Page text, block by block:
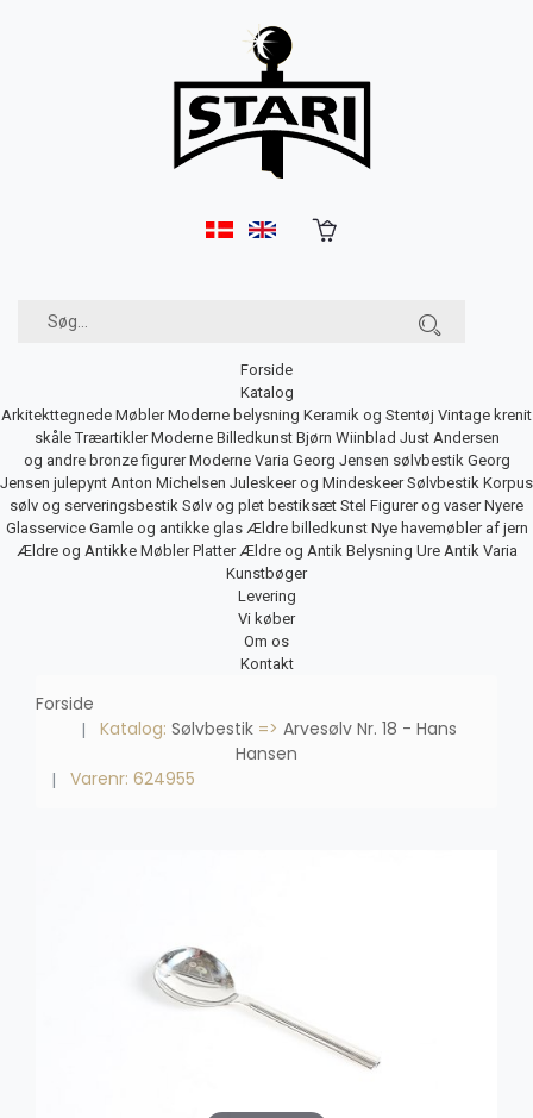
Forside
Katalog
Arkitekttegnede Møbler Moderne belysning Keramik og Stentøj Vintage krenit
skåle Træartikler Moderne Billedkunst Bjørn Wiinblad Just Andersen
og andre bronze figurer Moderne Varia Georg Jensen sølvbestik Georg
Jensen julepynt Anton Michelsen Juleskeer og Mindeskeer Sølvbestik Korpus
sølv og serveringsbestik Sølv og plet bestiksæt Stel Figurer og vaser Nyere
Glasservice Gamle og antikke glas Ældre billedkunst Nye havemøbler af jern
Ældre og Antikke Møbler Platter Ældre og Antik Belysning Ure Antik Varia
Kunstbøger
Levering
Vi køber
Om os
Kontakt
Forside
Katalog: Sølvbestik => Arvesølv Nr. 18 - Hans
Hansen
Varenr: 624955